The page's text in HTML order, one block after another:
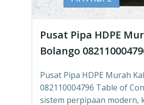
Pusat Pipa HDPE
Bolango
Pusat Pipa HDPE Murah
082110004796 Table of
sistem perpipaan modern,